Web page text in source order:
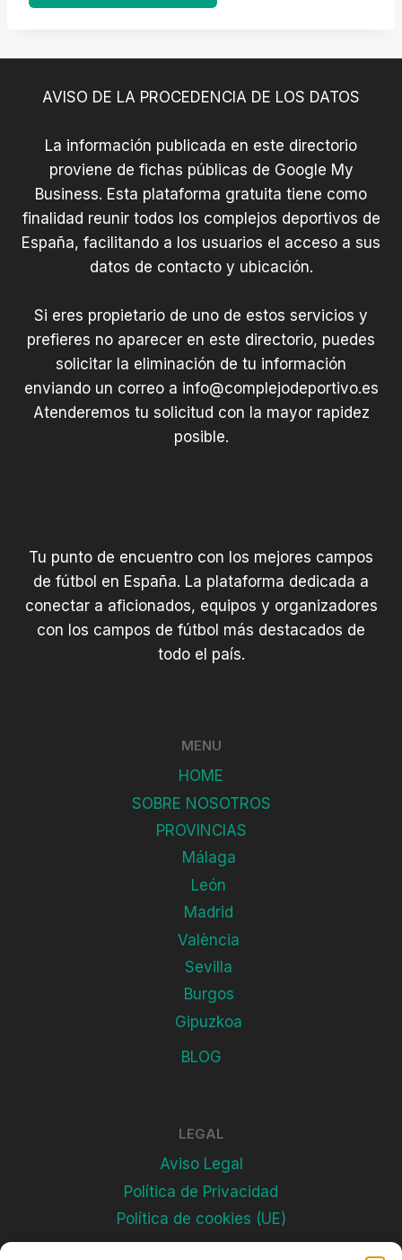
AVISO DE LA PROCEDENCIA DE LOS DATOS
La información publicada en este directorio
proviene de fichas públicas de Google My
Business. Esta plataforma gratuita tiene como
finalidad reunir todos los complejos deportivos de
España, facilitando a los usuarios el acceso a sus
datos de contacto y ubicación.
Si eres propietario de uno de estos servicios y
prefieres no aparecer en este directorio, puedes
solicitar la eliminación de tu información
enviando un correo a info@complejodeportivo.es
Atenderemos tu solicitud con la mayor rapidez
posible.
Tu punto de encuentro con los mejores campos
de fútbol en España. La plataforma dedicada a
conectar a aficionados, equipos y organizadores
con los campos de fútbol más destacados de
todo el país.
MENU
HOME
SOBRE NOSOTROS
PROVINCIAS
Málaga
León
Madrid
València
Sevilla
Burgos
Gipuzkoa
BLOG
LEGAL
Aviso Legal
Política de Privacidad
Política de cookies (UE)